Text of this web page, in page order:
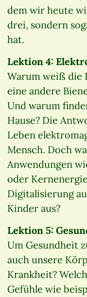
dem wir heute
drei, sondern
hat.
Lektion 4:
Warum weiß die
eine andere
Und warum
Hause? Die
Leben
Mensch. Doch
Anwendungen
oder
Digitalisierung
Kinder aus?
Lektion 5:
Um Gesundheit
auch unsere
Krankheit?
Gefühle wie